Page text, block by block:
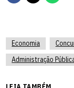
Economia
Administração